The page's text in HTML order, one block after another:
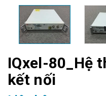
IQxel-80_Hệ
kết nối